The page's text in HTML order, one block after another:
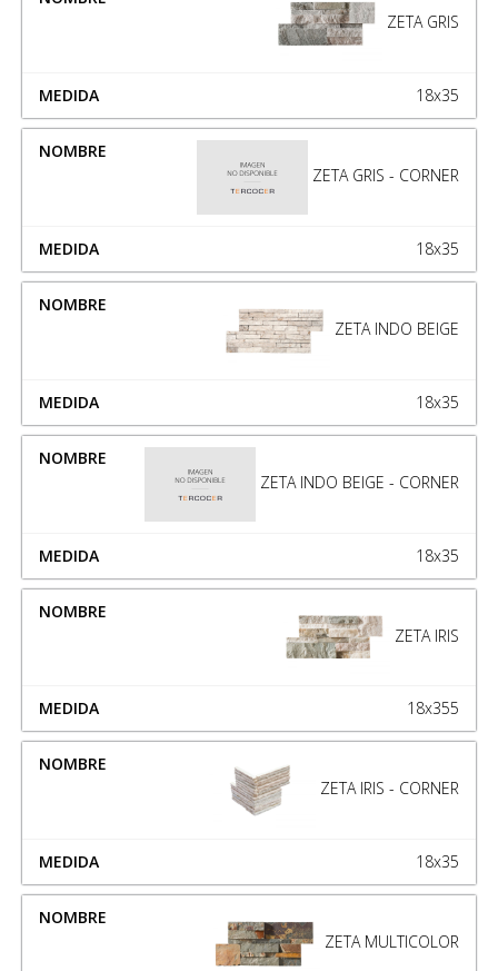
ZETA GRIS
18x35
ZETA GRIS - CORNER
18x35
ZETA INDO BEIGE
18x35
ZETA INDO BEIGE - CORNER
18x35
ZETA IRIS
18x355
ZETA IRIS - CORNER
18x35
ZETA MULTICOLOR